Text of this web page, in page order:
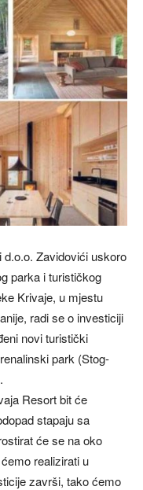
Zavidovići uskoro
parka i turističkog
Krivaje, u mjestu
radi se o investiciji
novi turistički
park (Stog-
Resort bit će
stapaju sa
će se na oko
realizirati u
završi, tako ćemo